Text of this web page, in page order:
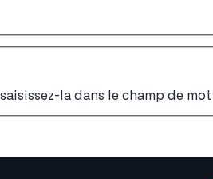
la dans le champ de